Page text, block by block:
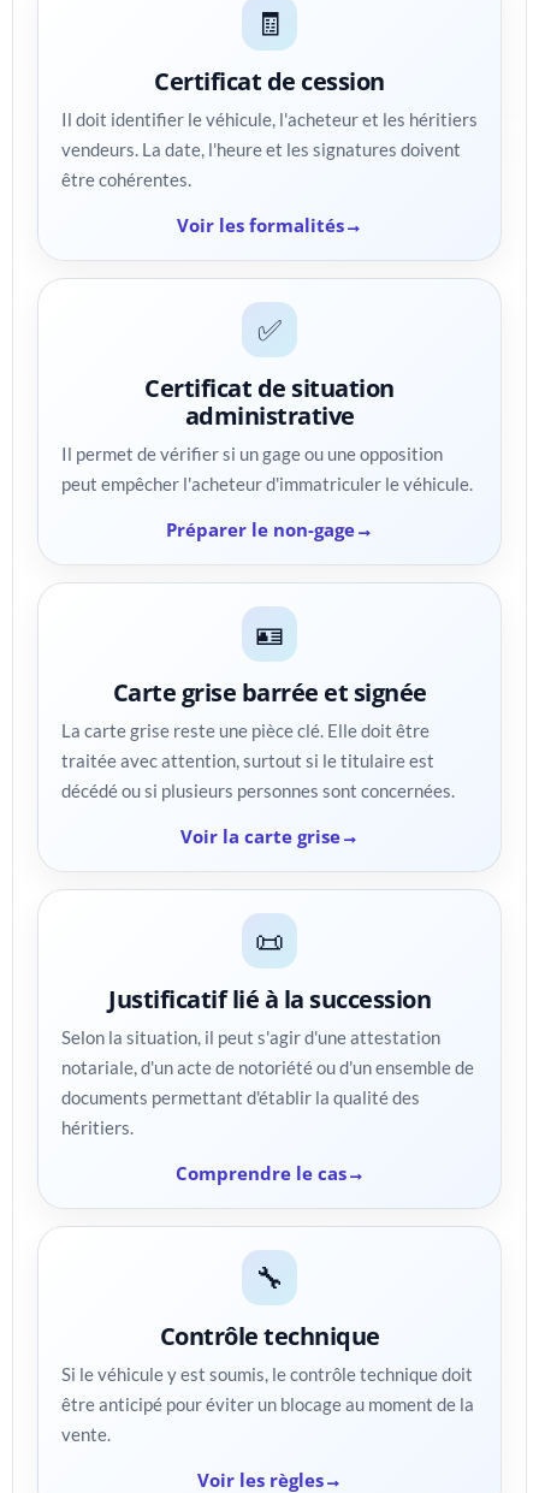
🧾
Certificat de cession
Il doit identifier le véhicule, l'acheteur et les héritiers
vendeurs. La date, l'heure et les signatures doivent
être cohérentes.
Voir les formalités
✅
Certificat de situation
administrative
Il permet de vérifier si un gage ou une opposition
peut empêcher l'acheteur d'immatriculer le véhicule.
Préparer le non-gage
🪪
Carte grise barrée et signée
La carte grise reste une pièce clé. Elle doit être
traitée avec attention, surtout si le titulaire est
décédé ou si plusieurs personnes sont concernées.
Voir la carte grise
📜
Justificatif lié à la succession
Selon la situation, il peut s'agir d'une attestation
notariale, d'un acte de notoriété ou d'un ensemble de
documents permettant d'établir la qualité des
héritiers.
Comprendre le cas
🔧
Contrôle technique
Si le véhicule y est soumis, le contrôle technique doit
être anticipé pour éviter un blocage au moment de la
vente.
Voir les règles